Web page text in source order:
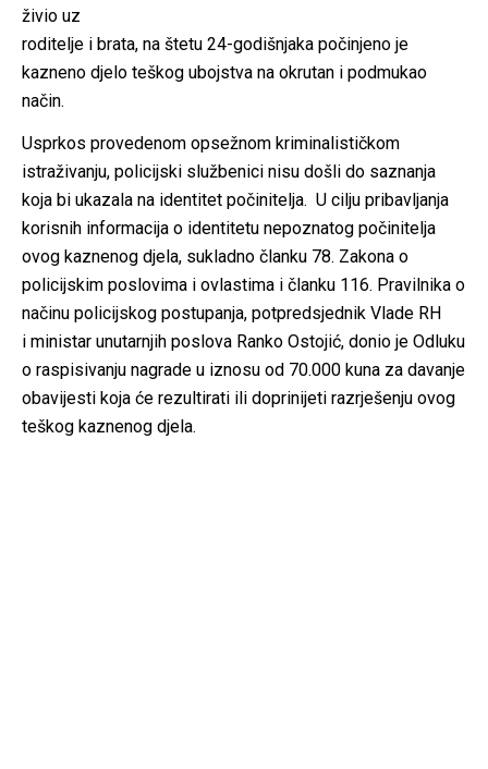
živio uz
roditelje i brata, na štetu 24-godišnjaka počinjeno je
kazneno djelo teškog ubojstva na okrutan i podmukao
način.
Usprkos provedenom opsežnom kriminalističkom
istraživanju, policijski službenici nisu došli do saznanja
koja bi ukazala na identitet počinitelja. U cilju pribavljanja
korisnih informacija o identitetu nepoznatog počinitelja
ovog kaznenog djela, sukladno članku 78. Zakona o
policijskim poslovima i ovlastima i članku 116. Pravilnika o
načinu policijskog postupanja, potpredsjednik Vlade RH
i ministar unutarnjih poslova Ranko Ostojić, donio je Odluku
o raspisivanju nagrade u iznosu od 70.000 kuna za davanje
obavijesti koja će rezultirati ili doprinijeti razrješenju ovog
teškog kaznenog djela.